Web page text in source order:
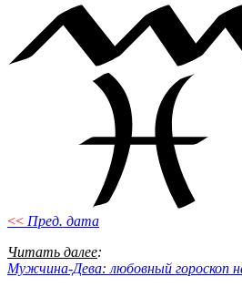
<< Пред. дата
Читать далее:
Мужчина-Дева: любовный гороскоп